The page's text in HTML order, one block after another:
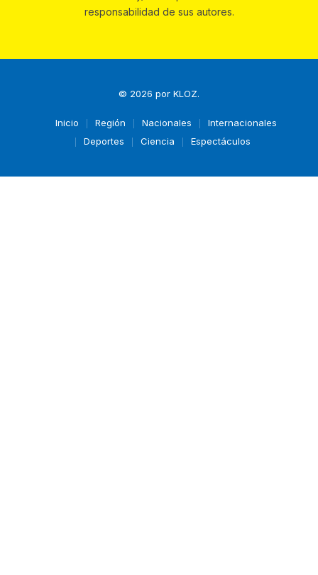
responsabilidad de sus autores.
© 2026 por KLOZ.
Inicio Región Nacionales
Internacionales
Deportes
Ciencia Espectáculos